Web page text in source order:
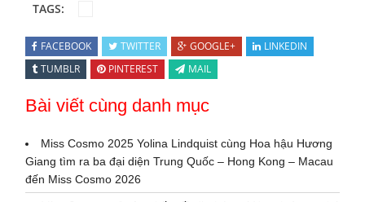
TAGS:
FACEBOOK TWITTER GOOGLE+
LINKEDIN
TUMBLR
PINTEREST MAIL
Bài viết cùng danh mục
Miss Cosmo 2025 Yolina Lindquist cùng Hoa hậu Hương
Giang tìm ra ba đại diện Trung Quốc – Hong Kong – Macau
đến Miss Cosmo 2026